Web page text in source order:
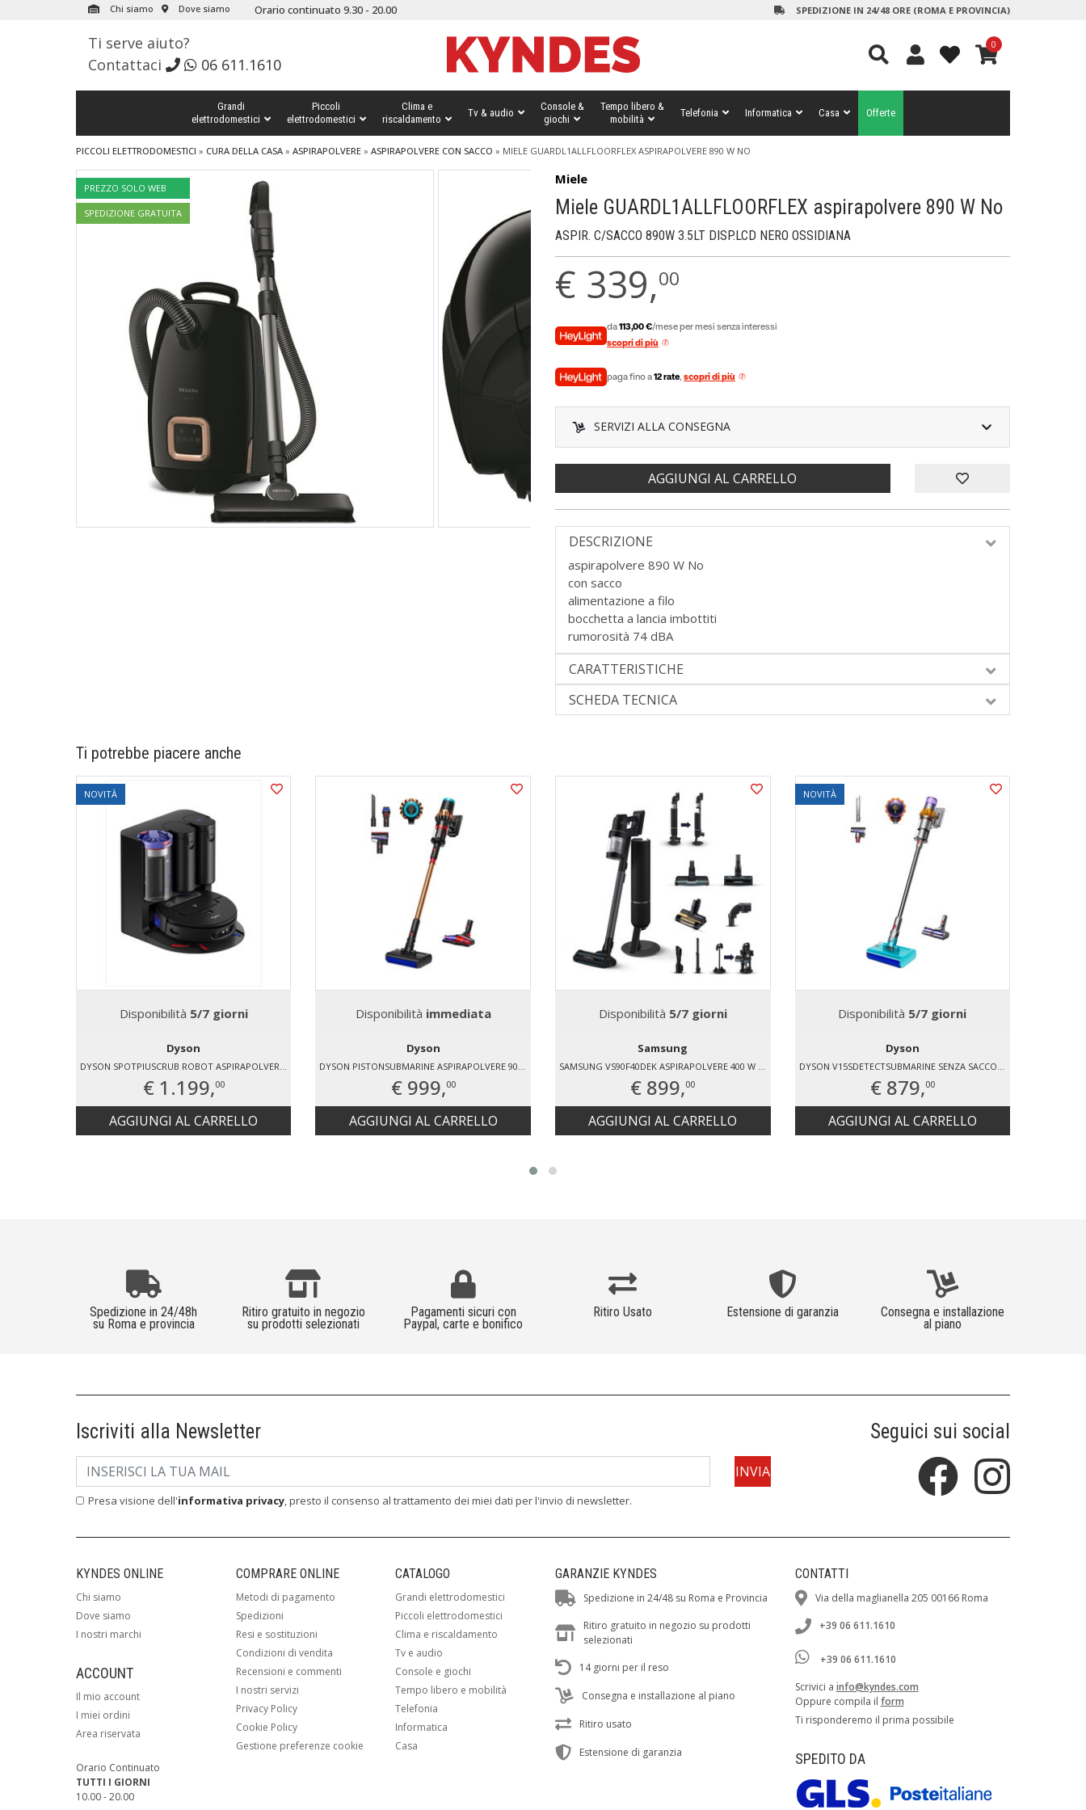
Chi siamo Dove siamo Orario continuato 9.30 - 20.00 SPEDIZIONE IN 24/48 ORE (ROMA E PROVINCIA)
Ti serve aiuto?
Contattaci
06 611.1610
0
Grandi
elettrodomestici
Piccoli
elettrodomestici
Clima e
riscaldamento
Tv & audio
Console &
giochi
Tempo libero &
mobilità
Telefonia Informatica Casa Offerte
PICCOLI ELETTRODOMESTICI » CURA DELLA CASA» ASPIRAPOLVERE» ASPIRAPOLVERE CON SACCO » MIELE GUARDL1ALLFLOORFLEX ASPIRAPOLVERE 890 W NO
PREZZO SOLO WEB
SPEDIZIONE GRATUITA
Miele
Miele GUARDL1ALLFLOORFLEX aspirapolvere 890 W No
ASPIR. C/SACCO 890W 3.5LT DISP.LCD NERO OSSIDIANA
€ 339,00
da113,00 €/mese per mesi senza interessi
scopri di più
paga fino a12 rate, scopri di più
SERVIZI ALLA CONSEGNA
AGGIUNGI AL CARRELLO
DESCRIZIONE
aspirapolvere 890 W No
con sacco
alimentazione a filo
bocchetta a lancia imbottiti
rumorosità 74 dBA
CARATTERISTICHE
SCHEDA TECNICA
Ti potrebbe piacere anche
NOVITÀ
Disponibilità 5/7 giorni
Dyson
DYSON SPOTPIUSCRUB ROBOT ASPIRAPOLVERE 160 W
€ 1.199,00
AGGIUNGI AL CARRELLO
Disponibilità immediata
Dyson
DYSON PISTONSUBMARINE ASPIRAPOLVERE 900 W SALVASPAZIO
€ 999,00
AGGIUNGI AL CARRELLO
Disponibilità 5/7 giorni
Samsung
SAMSUNG VS90F40DEK ASPIRAPOLVERE 400 W SALVASPAZIO
€ 899,00
AGGIUNGI AL CARRELLO
NOVITÀ
Disponibilità 5/7 giorni
Dyson
DYSON V15SDETECTSUBMARINE SENZA SACCO 240 W
€ 879,00
AGGIUNGI AL CARRELLO
Spedizione in 24/48h
su Roma e provincia
Ritiro gratuito in negozio
su prodotti selezionati
Pagamenti sicuri con
Paypal, carte e bonifico
Ritiro Usato Estensione di garanzia Consegna e installazione
al piano
Iscriviti alla Newsletter
Presa visione dell'informativa privacy, presto il consenso al trattamento dei miei dati per l'invio di newsletter.
Seguici sui social
KYNDES ONLINE
Chi siamo
Dove siamo
I nostri marchi
ACCOUNT
Il mio account
I miei ordini
Area riservata
Orario Continuato
TUTTI I GIORNI
10.00 - 20.00
COMPRARE ONLINE
Metodi di pagamento
Spedizioni
Resi e sostituzioni
Condizioni di vendita
Recensioni e commenti
I nostri servizi
Privacy Policy
Cookie Policy
Gestione preferenze cookie
CATALOGO
Grandi elettrodomestici
Piccoli elettrodomestici
Clima e riscaldamento
Tv e audio
Console e giochi
Tempo libero e mobilità
Telefonia
Informatica
Casa
GARANZIE KYNDES
Spedizione in 24/48 su Roma e Provincia
Ritiro gratuito in negozio su prodotti
selezionati
14 giorni per il reso
Consegna e installazione al piano
Ritiro usato
Estensione di garanzia
CONTATTI
Via della maglianella 205 00166 Roma
+39 06 611.1610
+39 06 611.1610
Scrivici a info@kyndes.com
Oppure compila il form
Ti risponderemo il prima possibile
SPEDITO DA